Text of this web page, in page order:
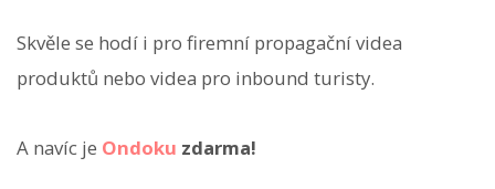
Skvěle se hodí i pro firemní propagační videa
produktů nebo videa pro inbound turisty.
A navíc je Ondoku zdarma!